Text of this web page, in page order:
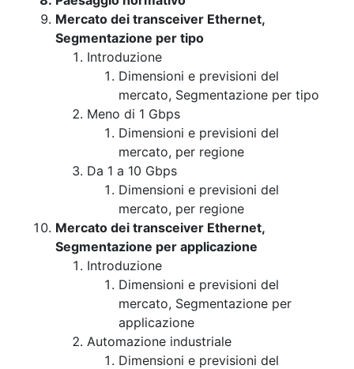
Mercato dei transceiver Ethernet,
Segmentazione per tipo
Introduzione
Dimensioni e previsioni del
mercato, Segmentazione per tipo
Meno di 1 Gbps
Dimensioni e previsioni del
mercato, per regione
Da 1 a 10 Gbps
Dimensioni e previsioni del
mercato, per regione
Mercato dei transceiver Ethernet,
Segmentazione per applicazione
Introduzione
Dimensioni e previsioni del
mercato, Segmentazione per
applicazione
Automazione industriale
Dimensioni e previsioni del